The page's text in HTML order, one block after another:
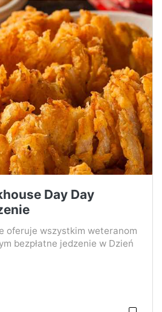
Day Day
oferuje wszystkim weteranom
bezpłatne jedzenie w Dzień